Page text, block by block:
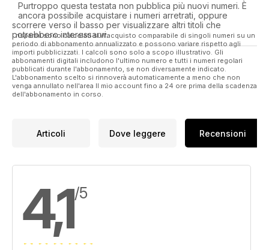
Purtroppo questa testata non pubblica più nuovi numeri. È
ancora possibile acquistare i numeri arretrati, oppure
scorrere verso il basso per visualizzare altri titoli che
potrebbero interessarvi.
I risparmi sono calcolati sull'acquisto comparabile di singoli numeri su un
periodo di abbonamento annualizzato e possono variare rispetto agli
importi pubblicizzati. I calcoli sono solo a scopo illustrativo. Gli
abbonamenti digitali includono l'ultimo numero e tutti i numeri regolari
pubblicati durante l'abbonamento, se non diversamente indicato.
L'abbonamento scelto si rinnoverà automaticamente a meno che non
venga annullato nell'area Il mio account fino a 24 ore prima della scadenza
dell'abbonamento in corso.
Articoli Dove leggere Recensioni
4,1/5